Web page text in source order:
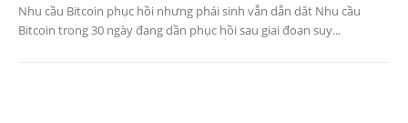
Nhu cầu Bitcoin phục hồi nhưng phái sinh vẫn dẫn dắt Nhu cầu
Bitcoin trong 30 ngày đang dần phục hồi sau giai đoạn suy...